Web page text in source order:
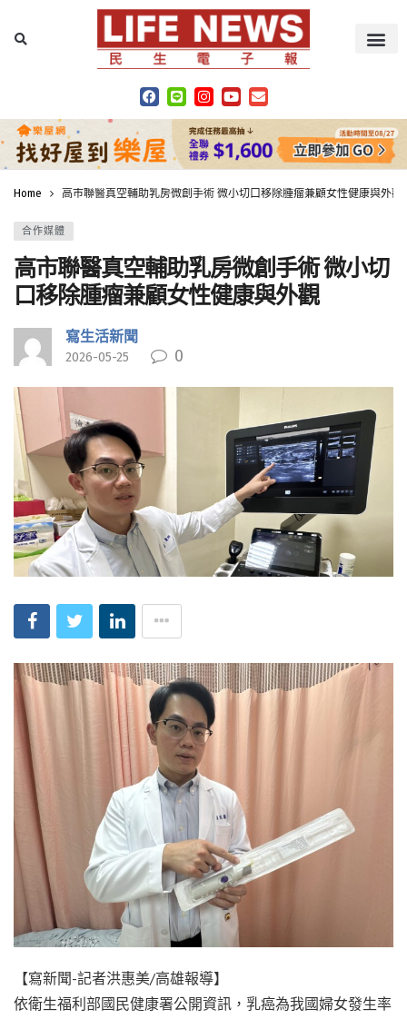
Home 高市聯醫真空輔助乳房微創手術 微小切口移除腫瘤兼顧女性健康與外觀
合作媒體
高市聯醫真空輔助乳房微創手術 微小切
口移除腫瘤兼顧女性健康與外觀
寫生活新聞
2026-05-25 0
【寫新聞-記者洪惠美/高雄報導】
依衛生福利部國民健康署公開資訊，乳癌為我國婦女發生率